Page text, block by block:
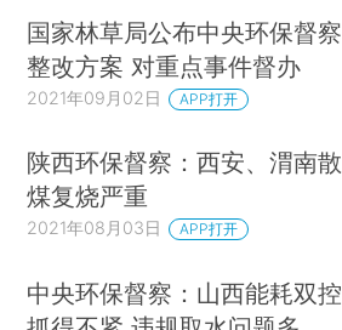
国家林草局公布中央环保督察
整改方案 对重点事件督办
2021年09月02日 APP打开
陕西环保督察：西安、渭南散
煤复烧严重
2021年08月03日 APP打开
中央环保督察：山西能耗双控